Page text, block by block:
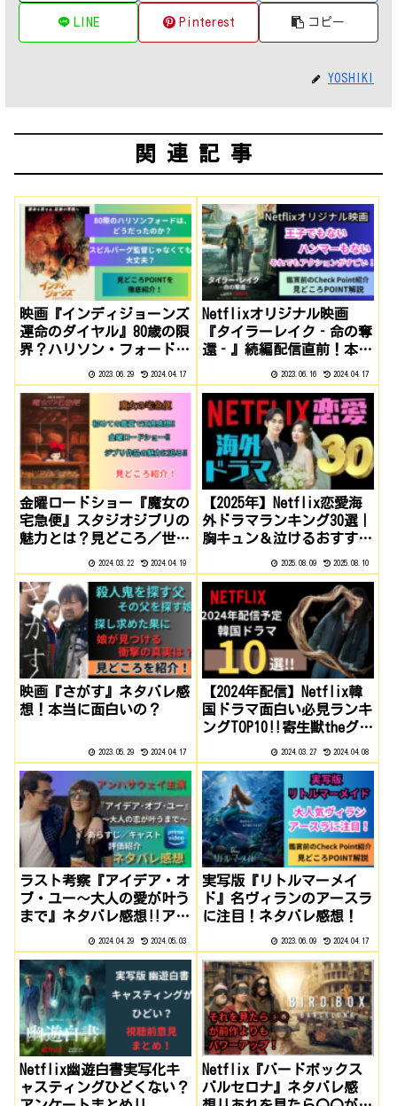
LINE Pinterest コピー
YOSHIKI
関連記事
映画『インディジョーンズ
運命のダイヤル』80歳の限
界？ハリソン・フォードの
アクション！2023.06.29 2024.04.17
Netflixオリジナル映画
『タイラーレイク‐命の奪
還‐』続編配信直前！本当
に面白いの？2023.06.16 2024.04.17
金曜ロードショー『魔女の
宅急便』スタジオジブリの
魅力とは？見どころ／世間
の評価を紹介‼
2024.03.22 2024.04.19
【2025年】Netflix恋愛海
外ドラマランキング30選｜
胸キュン＆泣けるおすすめ
ラブストーリー！
2025.08.09 2025.08.10
映画『さがす』ネタバレ感
想！本当に面白いの？
2023.05.29 2024.04.17
【2024年配信】Netflix韓
国ドラマ面白い必見ランキ
ングTOP10‼寄生獣theグレ
イ他、注目作品は!?
2024.03.27 2024.04.08
ラスト考察『アイデア・オ
ブ・ユー～大人の愛が叶う
まで』ネタバレ感想‼アマ
プラ独占配信‼
2024.04.29 2024.05.03
実写版『リトルマーメイ
ド』名ヴィランのアースラ
に注目！ネタバレ感想！
2023.06.09 2024.04.17
Netflix幽遊白書実写化キ
ャスティングひどくない？
Netflix『バードボックス
バルセロナ』ネタバレ感